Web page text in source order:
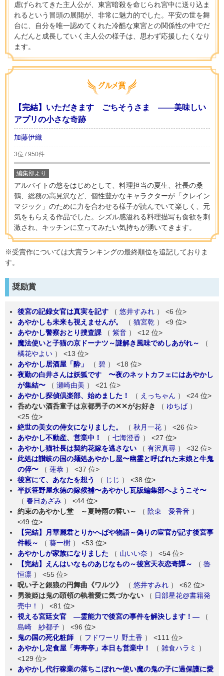
虐げられてきた主人公が、東宮暗殺を命じられ宮中に送り込ま
れるという冒頭の展開が、非常に魅力的でした。平安の世を舞
台に、自分を唯一認めてくれた冷酷な東宮との関係性の中でだ
んだんと成長していく主人公の様子は、思わず応援したくなり
ます。
【完結】いただきます ごちそうさま ――美味しい
アプリの小さな奇跡
加藤伊織
3位 / 950件
編集部より
アルバイトの悠をはじめとして、料理担当の夏生、社長の桑
鶴、総務の高見沢など、個性豊かなキャラクターが「クレイン
マジック」のために力を合わせる様子が読んでいて楽しく、元
気をもらえる作品でした。シズル感溢れる料理描写も食欲を刺
激され、キッチンに立ってみたい気持ちが湧いてきます。
※受賞作については大賞ランキングの最終順位を追記しておりま
す。
奨励賞
後宮の記録女官は真実を記す （ 悠井すみれ ） <6 位>
あやかしも未来も視えませんが。
（ 猫宮乾 ） <9 位>
あやかし警察おとり捜査課
（ 紫音 ） <12 位>
魔法使いと子猫の京ドーナツ～謎解き風味でめしあがれ～
（
橘花やよい ） <13 位>
あやかし居酒屋「酔」
（ 碧 ） <18 位>
夜勤の白井さんは妖狐です 〜夜のネットカフェにはあやかし
が集結〜
（ 瀬崎由美 ） <21 位>
あやかし探偵倶楽部、始めました！
（ えっちゃん ） <24 位>
呑めない酒呑童子は京都男子の‪✕‬‪✕‬がお好き
（ ゆちば ）
<25 位>
絶世の美女の侍女になりました。
（ 秋月一花 ） <26 位>
あやかし不動産、営業中！
（ 七海澄香 ） <27 位>
あやかし猫社長は契約花嫁を逃さない
（ 有沢真尋 ） <32 位>
此処は讃岐の国の麺処あやかし屋〜幽霊と呼ばれた末娘と牛鬼
の倅〜
（ 蓮恭 ） <37 位>
後宮にて、あなたを想う
（ じじ ） <38 位>
半妖笹野屋永徳の嫁候補〜あやかし瓦版編集部へようこそ〜
（ 春日あざみ ） <44 位>
約束のあやかし堂 ～夏時雨の誓い～
（ 陰東 愛香音 ）
<49 位>
【完結】月華麗君とりかへばや物語～偽りの宦官が記す後宮事
件帳～
（ 葵一樹 ） <53 位>
あやかしが家族になりました
（ 山いい奈 ） <54 位>
【完結】えんはいなものあじなもの～後宮天衣恋奇譚～
（ 魯
恒凛 ） <55 位>
呪い子と銀狼の円舞曲《ワルツ》
（ 悠井すみれ ） <62 位>
男装姫は鬼の頭領の執着愛に気づかない
（ 日部星花@書籍発
売中！
） <81 位>
視える宮廷女官 ―霊能力で後宮の事件を解決します！―
（
島崎 紗都子 ） <96 位>
鬼の国の死化粧師
（ フドワーリ 野土香 ） <111 位>
あやかし定食屋「寿寿亭」本日も営業中！
（ 雑食ハラミ
）
<129 位>
あやかし代行稼業の落ちこぼれ〜使い魔の鬼の子に過保護に愛